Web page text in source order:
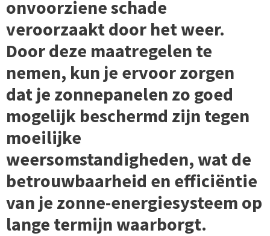
onvoorziene schade
veroorzaakt door het weer.
Door deze maatregelen te
nemen, kun je ervoor zorgen
dat je zonnepanelen zo goed
mogelijk beschermd zijn tegen
moeilijke
weersomstandigheden, wat de
betrouwbaarheid en efficiëntie
van je zonne-energiesysteem op
lange termijn waarborgt.